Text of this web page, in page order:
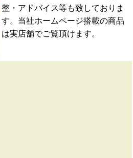
整・アドバイス等も致しておりま
す。当社ホームページ搭載の商品
は実店舗でご覧頂けます。